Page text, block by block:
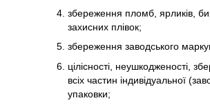
збереження пломб, ярликів,
захисних плівок;
збереження заводського
цілісності, неушкодженості,
всіх частин індивідуальної
упаковки;